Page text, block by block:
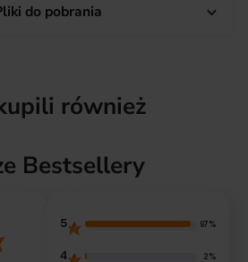
do pobrania 
również
Bestsellery
5 97%
4 2%